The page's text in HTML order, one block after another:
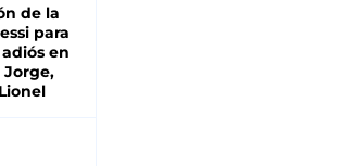
de la
para
en
Jorge,